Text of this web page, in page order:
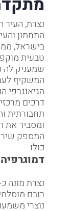
נצרת, העיר
התחתון
בישראל,
טבעית
שמעניק לה
המשקיף
הגיאוגרפי
דרכים
תחבורתית
ומסביר את
המספק
כולו.
רובם
נוצרי